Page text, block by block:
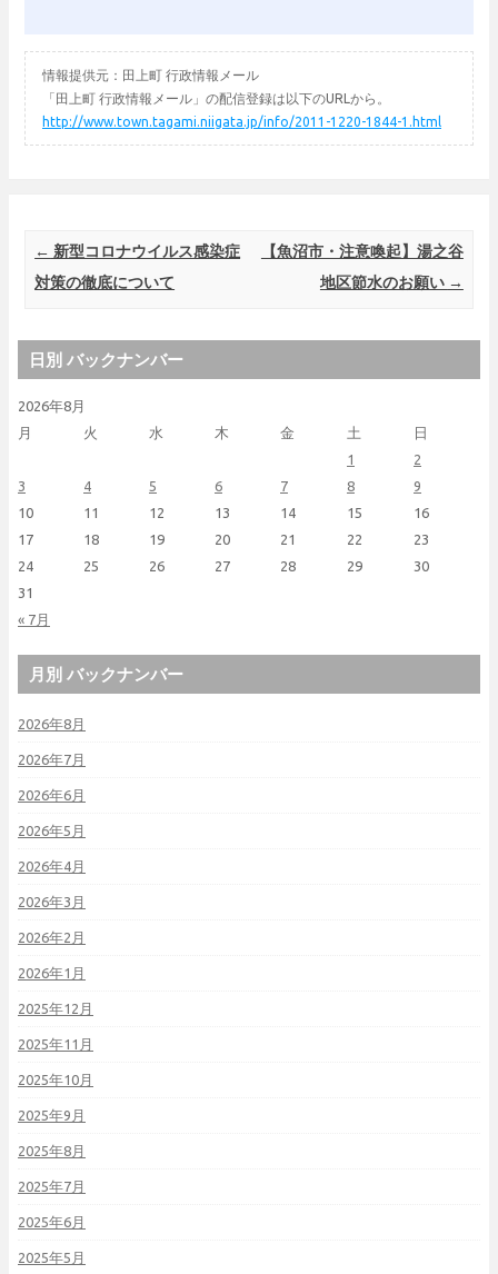
情報提供元：田上町 行政情報メール
「田上町 行政情報メール」の配信登録は以下のURLから。
http://www.town.tagami.niigata.jp/info/2011-1220-1844-1.html
Post navigation
← 新型コロナウイルス感染症
対策の徹底について
【魚沼市・注意喚起】湯之谷
地区節水のお願い →
日別 バックナンバー
2026年8月
月
火 水 木 金 土 日
« 7月
1
2
3
4 5 6 7 8
9
10
11 12 13 14 15
16
17
18 19 20 21 22
23
24
25 26 27 28 29
30
31
月別 バックナンバー
2026年8月
2026年7月
2026年6月
2026年5月
2026年4月
2026年3月
2026年2月
2026年1月
2025年12月
2025年11月
2025年10月
2025年9月
2025年8月
2025年7月
2025年6月
2025年5月